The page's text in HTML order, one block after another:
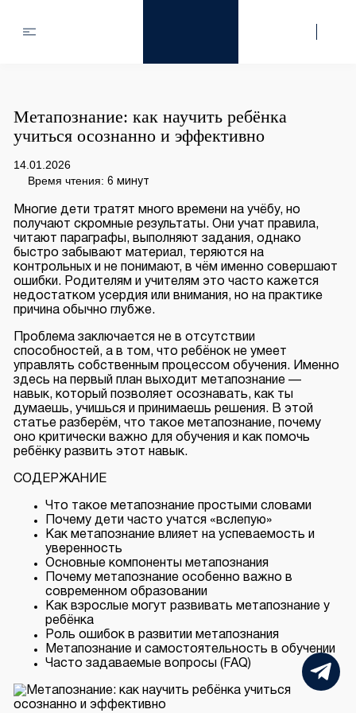
Метапознание: как научить ребёнка
учиться осознанно и эффективно
14.01.2026
Время чтения: 6 минут
Многие дети тратят много времени на учёбу, но
получают скромные результаты. Они учат правила,
читают параграфы, выполняют задания, однако
быстро забывают материал, теряются на
контрольных и не понимают, в чём именно совершают
ошибки. Родителям и учителям это часто кажется
недостатком усердия или внимания, но на практике
причина обычно глубже.
Проблема заключается не в отсутствии
способностей, а в том, что ребёнок не умеет
управлять собственным процессом обучения. Именно
здесь на первый план выходит метапознание —
навык, который позволяет осознавать, как ты
думаешь, учишься и принимаешь решения. В этой
статье разберём, что такое метапознание, почему
оно критически важно для обучения и как помочь
ребёнку развить этот навык.
СОДЕРЖАНИЕ
Что такое метапознание простыми словами
Почему дети часто учатся «вслепую»
Как метапознание влияет на успеваемость и
уверенность
Основные компоненты метапознания
Почему метапознание особенно важно в
современном образовании
Как взрослые могут развивать метапознание у
ребёнка
Роль ошибок в развитии метапознания
Метапознание и самостоятельность в обучении
Часто задаваемые вопросы (FAQ)